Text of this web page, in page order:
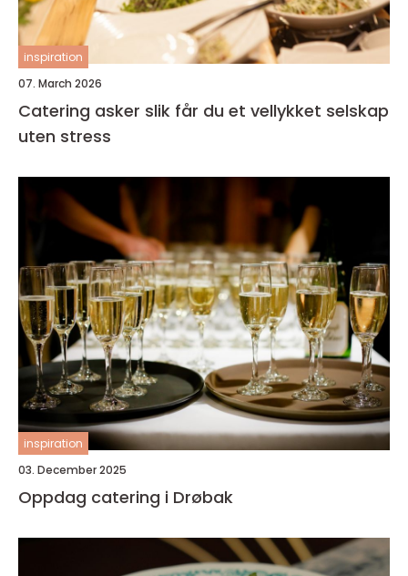
inspiration
07. March 2026
Catering asker slik får du et vellykket selskap
uten stress
inspiration
03. December 2025
Oppdag catering i Drøbak